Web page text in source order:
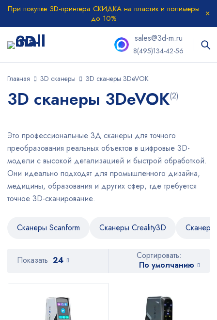
При покупке 3D-принтера СКИДКА на пластик и полимеры
до 10%
sales@3d-m.ru
8(495)134-42-56
Главная 3D сканеры 3D сканеры 3DeVOK
3D сканеры 3DeVOK(2)
Это профессиональные 3Д сканеры для точного
преобразования реальных объектов в цифровые 3D-
модели с высокой детализацией и быстрой обработкой.
Они идеально подходят для промышленного дизайна,
медицины, образования и других сфер, где требуется
точное 3D-сканирование.
Сканеры Scanform Сканеры Creality3D
Сортировать:
По умолчанию
Показать 24